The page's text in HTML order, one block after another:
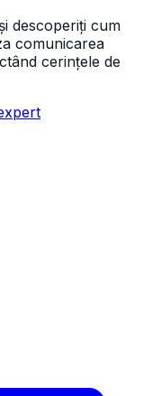
descoperiți cum
comunicarea
cerințele de